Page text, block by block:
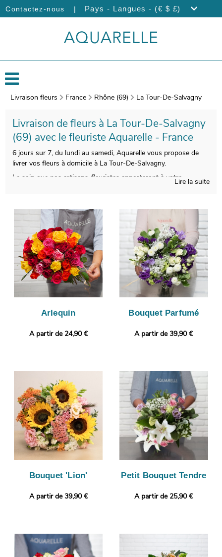
Contactez-nous | Pays - Langues - (€ $ £)
Livraison fleurs France Rhône (69) La Tour-De-Salvagny
Livraison de fleurs à La Tour-De-Salvagny
(69) avec le fleuriste Aquarelle - France
6 jours sur 7, du lundi au samedi, Aquarelle vous propose de
livrer vos fleurs à domicile à La Tour-De-Salvagny.
Le soin que nos artisans-fleuristes apporteront à votre
Une fois placé dans un vase de transport, spécialement créé à
cet effet, votre bouquet est pris en photo. Notre objectif est de
vous faire parvenir la image via votre boîte mail afin de vous
assurer de la conformité de votre bouquet de fleurs. L’envoi
sera ensuite programmé. Personnalisez votre cadeau en
joignant selon vos envies un message personnalisé, ou une
photo imprimée.
Lire la suite
Arlequin
A partir de 24,90 €
Bouquet Parfumé
A partir de 39,90 €
Bouquet 'Lion'
A partir de 39,90 €
Petit Bouquet Tendre
A partir de 25,90 €